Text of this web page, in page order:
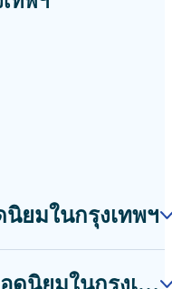
ยมในกรุงเทพฯ